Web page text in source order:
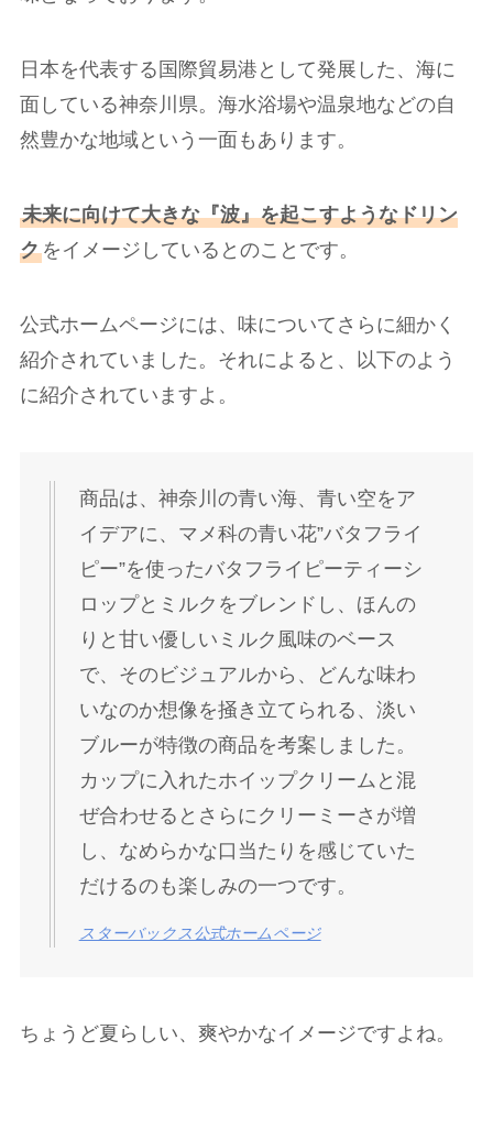
日本を代表する国際貿易港として発展した、海に
面している神奈川県。海水浴場や温泉地などの自
然豊かな地域という一面もあります。
未来に向けて大きな『波』を起こすようなドリン
クをイメージしているとのことです。
公式ホームページには、味についてさらに細かく
紹介されていました。それによると、以下のよう
に紹介されていますよ。
商品は、神奈川の青い海、青い空をア
イデアに、マメ科の青い花”バタフライ
ピー”を使ったバタフライピーティーシ
ロップとミルクをブレンドし、ほんの
りと甘い優しいミルク風味のベース
で、そのビジュアルから、どんな味わ
いなのか想像を掻き立てられる、淡い
ブルーが特徴の商品を考案しました。
カップに入れたホイップクリームと混
ぜ合わせるとさらにクリーミーさが増
し、なめらかな口当たりを感じていた
だけるのも楽しみの一つです。
スターバックス公式ホームページ
ちょうど夏らしい、爽やかなイメージですよね。